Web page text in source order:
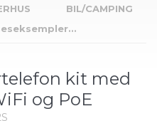
BIL/CAMPING
kit med
og PoE